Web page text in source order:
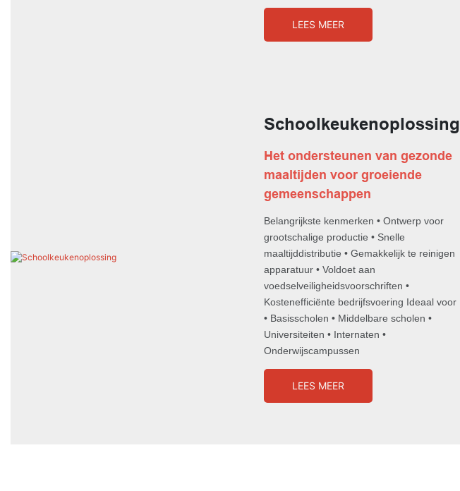
LEES MEER
Schoolkeukenoplossing
Het ondersteunen van gezonde
maaltijden voor groeiende
gemeenschappen
Belangrijkste kenmerken • Ontwerp voor
grootschalige productie • Snelle
maaltijddistributie • Gemakkelijk te reinigen
apparatuur • Voldoet aan
voedselveiligheidsvoorschriften •
Kostenefficiënte bedrijfsvoering Ideaal voor
• Basisscholen • Middelbare scholen •
Universiteiten • Internaten •
Onderwijscampussen
LEES MEER